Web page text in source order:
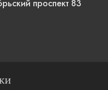
проспект 83